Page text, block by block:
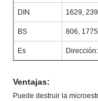
DIN 1629,
BS 806,
Es
Ventajas:
Puede destruir la